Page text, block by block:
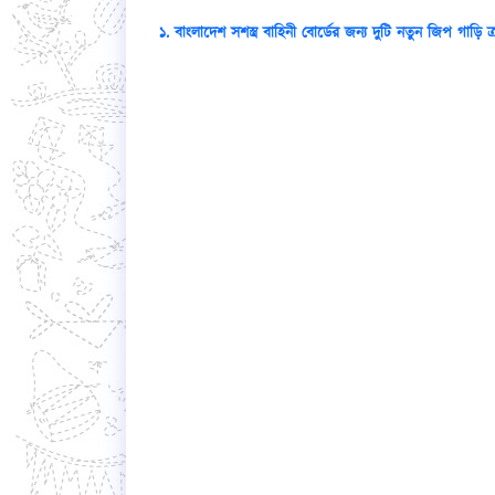
১. বাংলাদেশ সশস্ত্র বাহিনী বোর্ডের জন্য দুটি নতুন জিপ গাড়ি